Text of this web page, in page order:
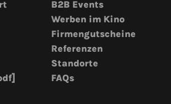
B2B Events
Werben im Kino
Firmengutscheine
Referenzen
Standorte
FAQs